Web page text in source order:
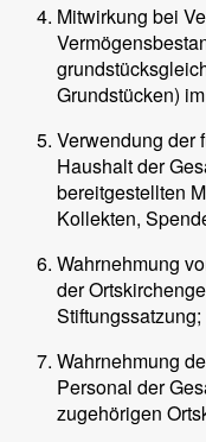
Mitwirkung bei
Grundstücken)
Verwendung der
Haushalt der
bereitgestellten
Kollekten,
Wahrnehmung
der
Stiftungssatzung;
Wahrnehmung
Personal der
zugehörigen